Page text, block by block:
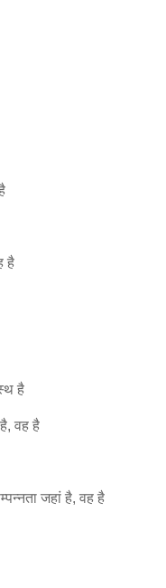
है
है
वह है
जहां है, वह है